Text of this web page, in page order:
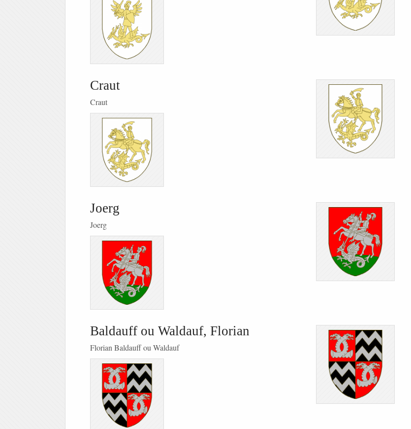
Craut
Craut
Joerg
Joerg
Baldauff ou Waldauf, Florian
Florian Baldauff ou Waldauf